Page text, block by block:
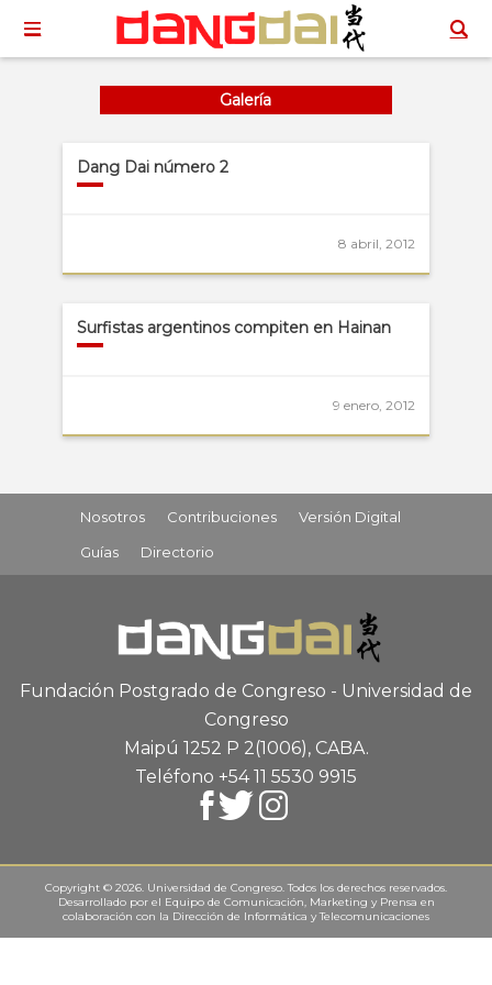
Galería
Dang Dai número 2
8 abril, 2012
Surfistas argentinos compiten en Hainan
9 enero, 2012
Nosotros Contribuciones
Versión Digital
Guías
Directorio
Fundación Postgrado de Congreso - Universidad de
Congreso
Maipú 1252 P 2(1006), CABA.
Teléfono +54 11 5530 9915
Copyright © 2026. Universidad de Congreso. Todos los derechos reservados.
Desarrollado por el Equipo de Comunicación, Marketing y Prensa en
colaboración con la Dirección de Informática y Telecomunicaciones